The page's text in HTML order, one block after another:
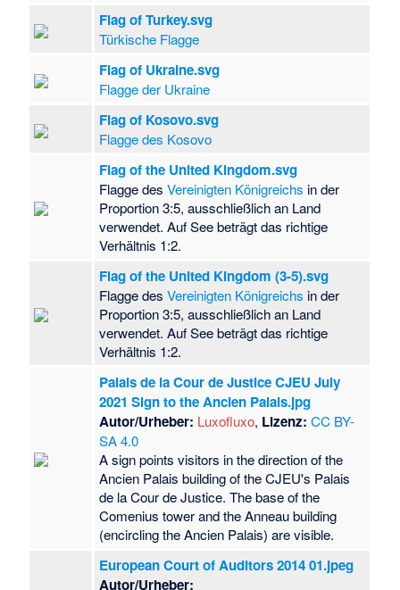
Flag of Turkey.svg
Türkische Flagge
Flag of Ukraine.svg
Flagge der Ukraine
Flag of Kosovo.svg
Flagge des Kosovo
Flag of the United Kingdom.svg
Flagge desVereinigten Königreichs in der
Proportion 3:5, ausschließlich an Land
verwendet. Auf See beträgt das richtige
Verhältnis 1:2.
Flag of the United Kingdom (3-5).svg
Flagge desVereinigten Königreichs in der
Proportion 3:5, ausschließlich an Land
verwendet. Auf See beträgt das richtige
Verhältnis 1:2.
Palais de la Cour de Justice CJEU July
2021 Sign to the Ancien Palais.jpg
Autor/Urheber: Luxofluxo, Lizenz: CC BY-
SA 4.0
A sign points visitors in the direction of the
Ancien Palais building of the CJEU's Palais
de la Cour de Justice. The base of the
Comenius tower and the Anneau building
(encircling the Ancien Palais) are visible.
European Court of Auditors 2014 01.jpeg
Autor/Urheber: